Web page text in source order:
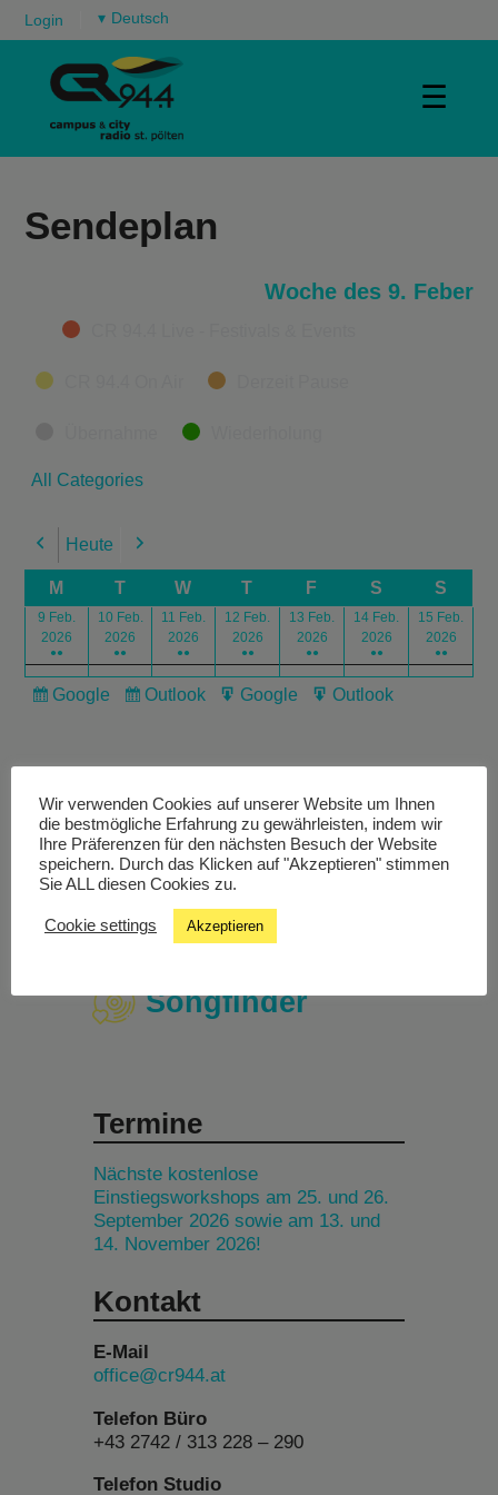
Login ▾
☰
Sendeplan
Woche des 9. Feber
Categories
All Categories
Previous
Heute Next
M T W T F S S
9 Feb.
2026
●●
10 Feb.
2026
●●
11 Feb.
2026
●●
12 Feb.
2026
●●
13 Feb.
2026
●●
14 Feb.
2026
●●
15 Feb.
2026
●●
Subscribe
Google
Subscribe
Outlook
Export
Google
Export
Outlook
Livestream
Studiochat
Songfinder
Termine
Nächste kostenlose
Einstiegsworkshops am 25. und 26.
September 2026 sowie am 13. und
14. November 2026!
Kontakt
E-Mail
office@cr944.at
Telefon Büro
+43 2742 / 313 228 – 290
Telefon Studio
Wir verwenden Cookies auf unserer Website um Ihnen
die bestmögliche Erfahrung zu gewährleisten, indem wir
Ihre Präferenzen für den nächsten Besuch der Website
speichern. Durch das Klicken auf "Akzeptieren" stimmen
Sie ALL diesen Cookies zu.
Cookie settings Akzeptieren